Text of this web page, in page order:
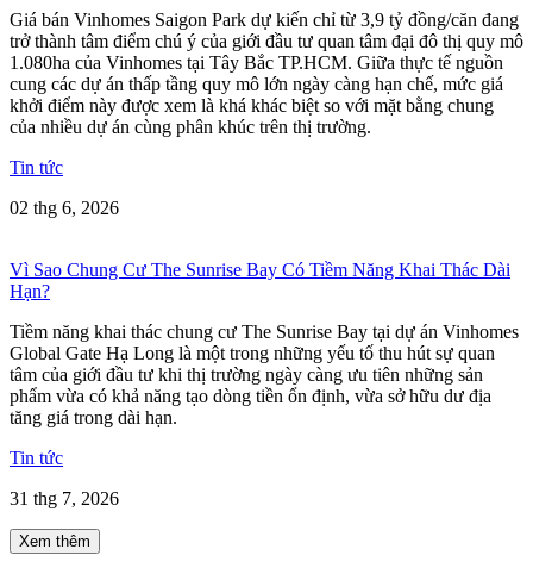
Giá bán Vinhomes Saigon Park dự kiến chỉ từ 3,9 tỷ đồng/căn đang
trở thành tâm điểm chú ý của giới đầu tư quan tâm đại đô thị quy mô
1.080ha của Vinhomes tại Tây Bắc TP.HCM. Giữa thực tế nguồn
cung các dự án thấp tầng quy mô lớn ngày càng hạn chế, mức giá
khởi điểm này được xem là khá khác biệt so với mặt bằng chung
của nhiều dự án cùng phân khúc trên thị trường.
Tin tức
02 thg 6, 2026
Vì Sao Chung Cư The Sunrise Bay Có Tiềm Năng Khai Thác Dài
Hạn?
Tiềm năng khai thác chung cư The Sunrise Bay tại dự án Vinhomes
Global Gate Hạ Long là một trong những yếu tố thu hút sự quan
tâm của giới đầu tư khi thị trường ngày càng ưu tiên những sản
phẩm vừa có khả năng tạo dòng tiền ổn định, vừa sở hữu dư địa
tăng giá trong dài hạn.
Tin tức
31 thg 7, 2026
Xem thêm